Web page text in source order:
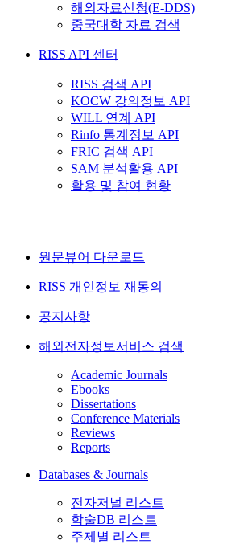
해외자료신청(E-DDS)
중국대학 자료 검색
RISS API 센터
RISS 검색 API
KOCW 강의정보 API
WILL 연계 API
Rinfo 통계정보 API
FRIC 검색 API
SAM 분석활용 API
활용 및 참여 현황
원문뷰어 다운로드
RISS 개인정보 재동의
공지사항
해외전자정보서비스 검색
Academic Journals
Ebooks
Dissertations
Conference Materials
Reviews
Reports
Databases & Journals
전자저널 리스트
학술DB 리스트
주제별 리스트